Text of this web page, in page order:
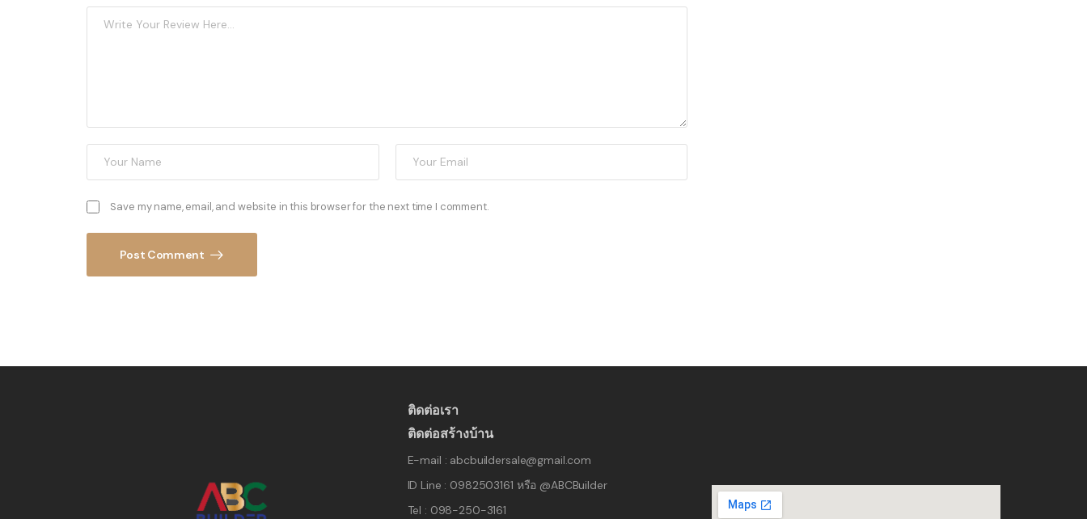
Save my name, email, and website in this browser for the next time I comment.
Post Comment
ติดต่อเรา
ติดต่อสร้างบ้าน
E-mail : abcbuildersale@gmail.com
ID Line : 0982503161 หรือ @ABCBuilder
Tel : 098-250-3161